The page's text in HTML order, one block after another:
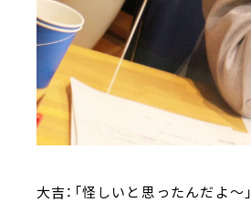
大吉：「怪しいと思ったんだよ～」